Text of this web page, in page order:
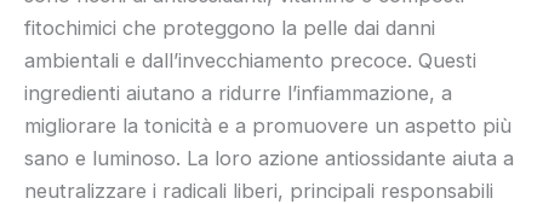
fitochimici che proteggono la pelle dai danni
ambientali e dall’invecchiamento precoce. Questi
ingredienti aiutano a ridurre l’infiammazione, a
migliorare la tonicità e a promuovere un aspetto più
sano e luminoso. La loro azione antiossidante aiuta a
neutralizzare i radicali liberi, principali responsabili